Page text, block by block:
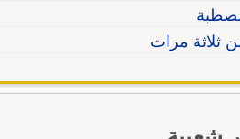
ثلاثة مرات